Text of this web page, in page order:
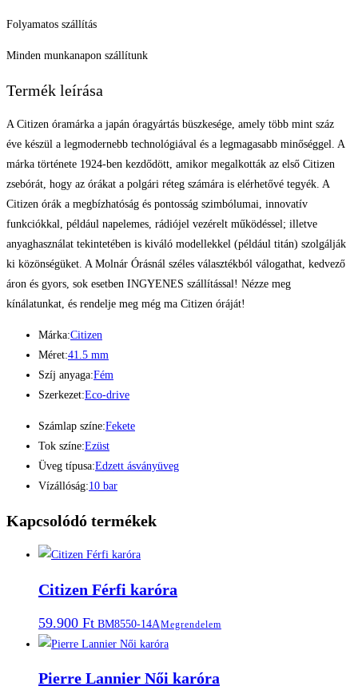
Folyamatos szállítás
Minden munkanapon szállítunk
Termék leírása
A Citizen óramárka a japán óragyártás büszkesége, amely több mint száz
éve készül a legmodernebb technológiával és a legmagasabb minőséggel. A
márka története 1924-ben kezdődött, amikor megalkották az első Citizen
zsebórát, hogy az órákat a polgári réteg számára is elérhetővé tegyék. A
Citizen órák a megbízhatóság és pontosság szimbólumai, innovatív
funkciókkal, például napelemes, rádiójel vezérelt működéssel; illetve
anyaghasználat tekintetében is kiváló modellekkel (például titán) szolgálják
ki közönségüket. A Molnár Órásnál széles választékból válogathat, kedvező
áron és gyors, sok esetben INGYENES szállítással! Nézze meg
kínálatunkat, és rendelje meg még ma Citizen óráját!
Márka:Citizen
Méret:41.5 mm
Szíj anyaga:Fém
Szerkezet:Eco-drive
Számlap színe:Fekete
Tok színe:Ezüst
Üveg típusa:Edzett ásványüveg
Vízállóság:10 bar
Kapcsolódó termékek
Citizen Férfi karóra
59.900 Ft BM8550-14AMegrendelem
Pierre Lannier Női karóra